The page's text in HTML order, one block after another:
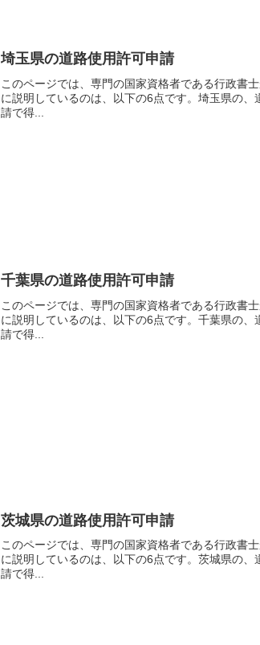
埼玉県の道路使用許可申請
このページでは、専門の国家資格者である行政書
に説明しているのは、以下の6点です。埼玉県の
請で得...
千葉県の道路使用許可申請
このページでは、専門の国家資格者である行政書
に説明しているのは、以下の6点です。千葉県の
請で得...
茨城県の道路使用許可申請
このページでは、専門の国家資格者である行政書
に説明しているのは、以下の6点です。茨城県の
請で得...